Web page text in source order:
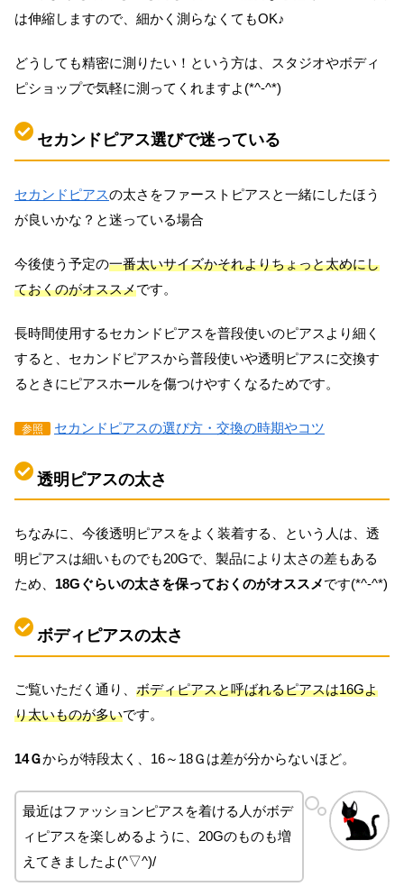
は伸縮しますので、細かく測らなくてもOK♪
どうしても精密に測りたい！という方は、スタジオやボディ
ピショップで気軽に測ってくれますよ(*^-^*)
セカンドピアス選びで迷っている
セカンドピアスの太さをファーストピアスと一緒にしたほう
が良いかな？と迷っている場合
今後使う予定の一番太いサイズかそれよりちょっと太めにし
ておくのがオススメです。
長時間使用するセカンドピアスを普段使いのピアスより細く
すると、セカンドピアスから普段使いや透明ピアスに交換す
るときにピアスホールを傷つけやすくなるためです。
参照 セカンドピアスの選び方・交換の時期やコツ
透明ピアスの太さ
ちなみに、今後透明ピアスをよく装着する、という人は、透
明ピアスは細いものでも20Gで、製品により太さの差もある
ため、 18Gぐらいの太さを保っておくのがオススメです(*^-^*)
ボディピアスの太さ
ご覧いただく通り、 ボディピアスと呼ばれるピアスは16Gよ
り太いものが多いです。
14Ｇからが特段太く、16～18Ｇは差が分からないほど。
最近はファッションピアスを着ける人がボデ
ィピアスを楽しめるように、20Gのものも増
えてきましたよ(^▽^)/